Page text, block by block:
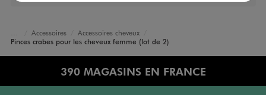
Accueil
Femme
Sacs et Accessoires
Accessoires
Accessoires cheveux
Pinces crabes pour les cheveux femme (lot de 2)
390 MAGASINS EN FRANCE